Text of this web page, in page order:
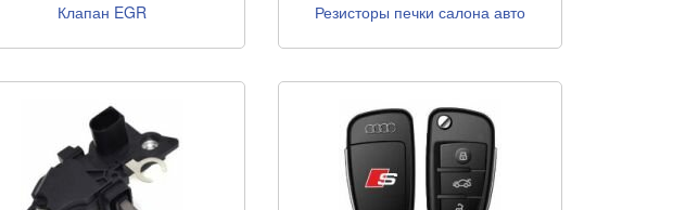
Клапан EGR Резисторы печки салона авто